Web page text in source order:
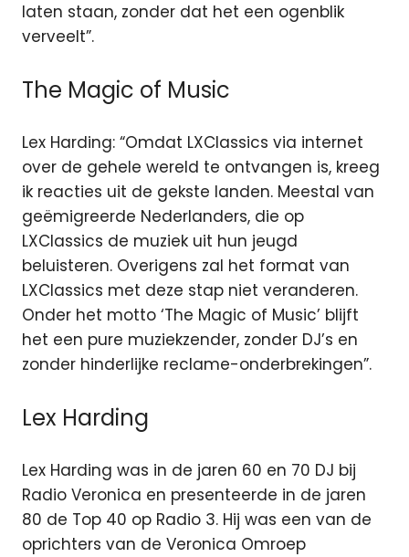
laten staan, zonder dat het een ogenblik
verveelt”.
The Magic of Music
Lex Harding: “Omdat LXClassics via internet
over de gehele wereld te ontvangen is, kreeg
ik reacties uit de gekste landen. Meestal van
geëmigreerde Nederlanders, die op
LXClassics de muziek uit hun jeugd
beluisteren. Overigens zal het format van
LXClassics met deze stap niet veranderen.
Onder het motto ‘The Magic of Music’ blijft
het een pure muziekzender, zonder DJ’s en
zonder hinderlijke reclame-onderbrekingen”.
Lex Harding
Lex Harding was in de jaren 60 en 70 DJ bij
Radio Veronica en presenteerde in de jaren
80 de Top 40 op Radio 3. Hij was een van de
oprichters van de Veronica Omroep